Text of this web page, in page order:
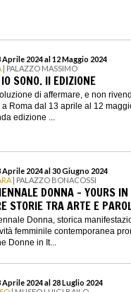
Aprile 2024 al 12 Maggio 2024
| PALAZZO MASSIMO
SONO. II EDIZIONE
di affermare, e non
a Roma dal 13 aprile al 12
edizione ...
Aprile 2024 al 30 Giugno 2024
| PALAZZO BONACOSSI
DONNA - YOURS
STORIE TRA ARTE E
Donna, storica
femminile contemporanea
Donne in It...
Aprile 2024 al 28 Luglio 2024